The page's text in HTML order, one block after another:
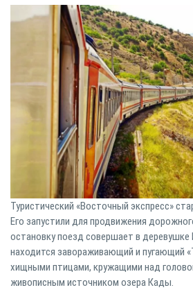
Туристический «Восточный экспресс»
Его запустили для продвижения
остановку поезд совершает в деревушке
находится завораживающий и пугающий
хищными птицами, кружащими над
живописным источником озера Кады.